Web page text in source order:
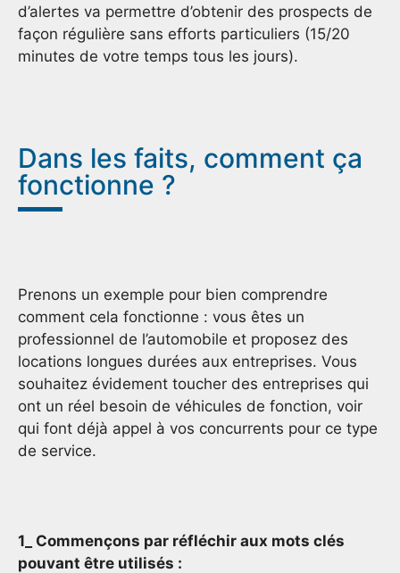
d’alertes va permettre d’obtenir des prospects de
façon régulière sans efforts particuliers (15/20
minutes de votre temps tous les jours).
Dans les faits, comment ça
fonctionne ?
Prenons un exemple pour bien comprendre
comment cela fonctionne : vous êtes un
professionnel de l’automobile et proposez des
locations longues durées aux entreprises. Vous
souhaitez évidement toucher des entreprises qui
ont un réel besoin de véhicules de fonction, voir
qui font déjà appel à vos concurrents pour ce type
de service.
1_ Commençons par réfléchir aux mots clés
pouvant être utilisés :